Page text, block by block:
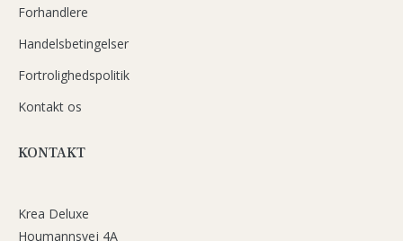
Forhandlere
Handelsbetingelser
Fortrolighedspolitik
Kontakt os
KONTAKT
Krea Deluxe
Houmannsvej 4A